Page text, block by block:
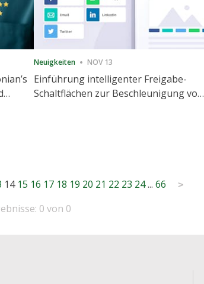
Neuigkeiten NOV 13
Einführung intelligenter Freigabe-
Schaltflächen zur Beschleunigung von
14 15 16 17 18 19 20 21 22 23 24 ... 66 >
0 von 0